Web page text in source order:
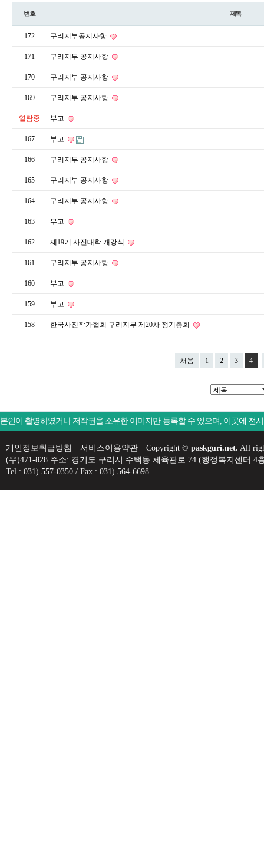
번호 제목
172 구리지부공지사항
171 구리지부 공지사항
170 구리지부 공지사항
169 구리지부 공지사항
열람중 부고
167 부고
166 구리지부 공지사항
165 구리지부 공지사항
164 구리지부 공지사항
163 부고
162 제19기 사진대학 개강식
161 구리지부 공지사항
160 부고
159 부고
158 한국사진작가협회 구리지부 제20차 정기총회
처음 1 2 3 4
본인이 촬영하였거나 저작권을 소유한 이미지만 등록할 수 있으며, 이곳에 전
개인정보취급방침 서비스이용약관 Copyright © paskguri.net. All
(우)471-828 주소: 경기도 구리시 수택동 체육관로 74 (행정복지센터
Tel : 031) 557-0350 / Fax : 031) 564-6698